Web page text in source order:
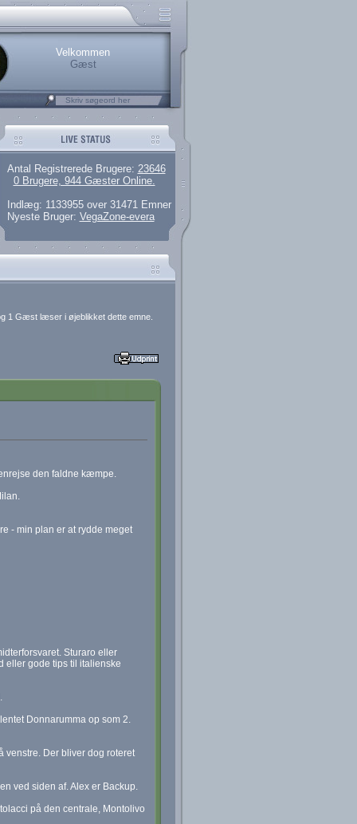
brugere
artikler og 135 guides
her.
Velkommen
Gæst
Antal Registrerede Brugere: 23646
0 Brugere, 944 Gæster Online.
Indlæg: 1133955 over 31471 Emner
Nyeste Bruger: VegaZone-evera
1 Gæst læser i øjeblikket dette emne.
den faldne kæmpe.
- min plan er at rydde meget
Sturaro eller
eller gode tips til italienske
Donnarumma op som 2.
venstre. Der bliver dog roteret
ved siden af. Alex er Backup.
på den centrale, Montolivo